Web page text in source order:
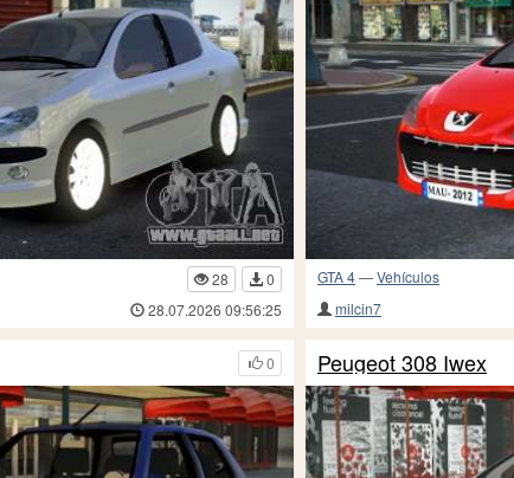
28
0
28.07.2026 09:56:25
GTA 4—Vehículos
milcin7
0 Peugeot 308 Iwex